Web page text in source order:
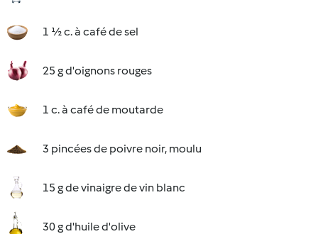
1 ½ c. à café de sel
25 g d'oignons rouges
1 c. à café de moutarde
3 pincées de poivre noir, moulu
15 g de vinaigre de vin blanc
30 g d'huile d'olive